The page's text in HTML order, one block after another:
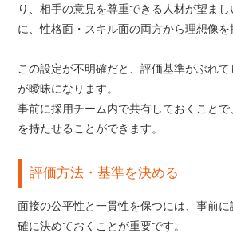
り、相手の意見を尊重できる人材が望ま
に、性格面・スキル面の両方から理想像を
この設定が不明確だと、評価基準がぶれ
が曖昧になります。
事前に採用チーム内で共有しておくこと
を持たせることができます。
評価方法・基準を決める
面接の公平性と一貫性を保つには、事前
確に決めておくことが重要です。